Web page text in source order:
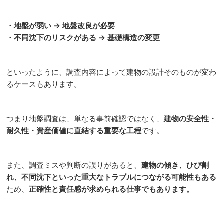
・地盤が弱い → 地盤改良が必要
・不同沈下のリスクがある → 基礎構造の変更
といったように、調査内容によって建物の設計そのものが変わ
るケースもあります。
つまり地盤調査は、単なる事前確認ではなく、建物の安全性・
耐久性・資産価値に直結する重要な工程です。
また、調査ミスや判断の誤りがあると、建物の傾き、ひび割
れ、不同沈下といった重大なトラブルにつながる可能性もある
ため、正確性と責任感が求められる仕事でもあります。